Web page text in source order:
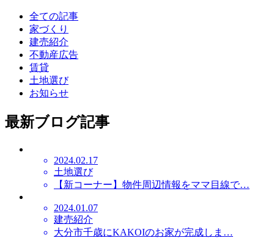
全ての記事
家づくり
建売紹介
不動産広告
賃貸
土地選び
お知らせ
最新ブログ記事
2024.02.17
土地選び
【新コーナー】物件周辺情報をママ目線で…
2024.01.07
建売紹介
大分市千歳にKAKOIのお家が完成しま…